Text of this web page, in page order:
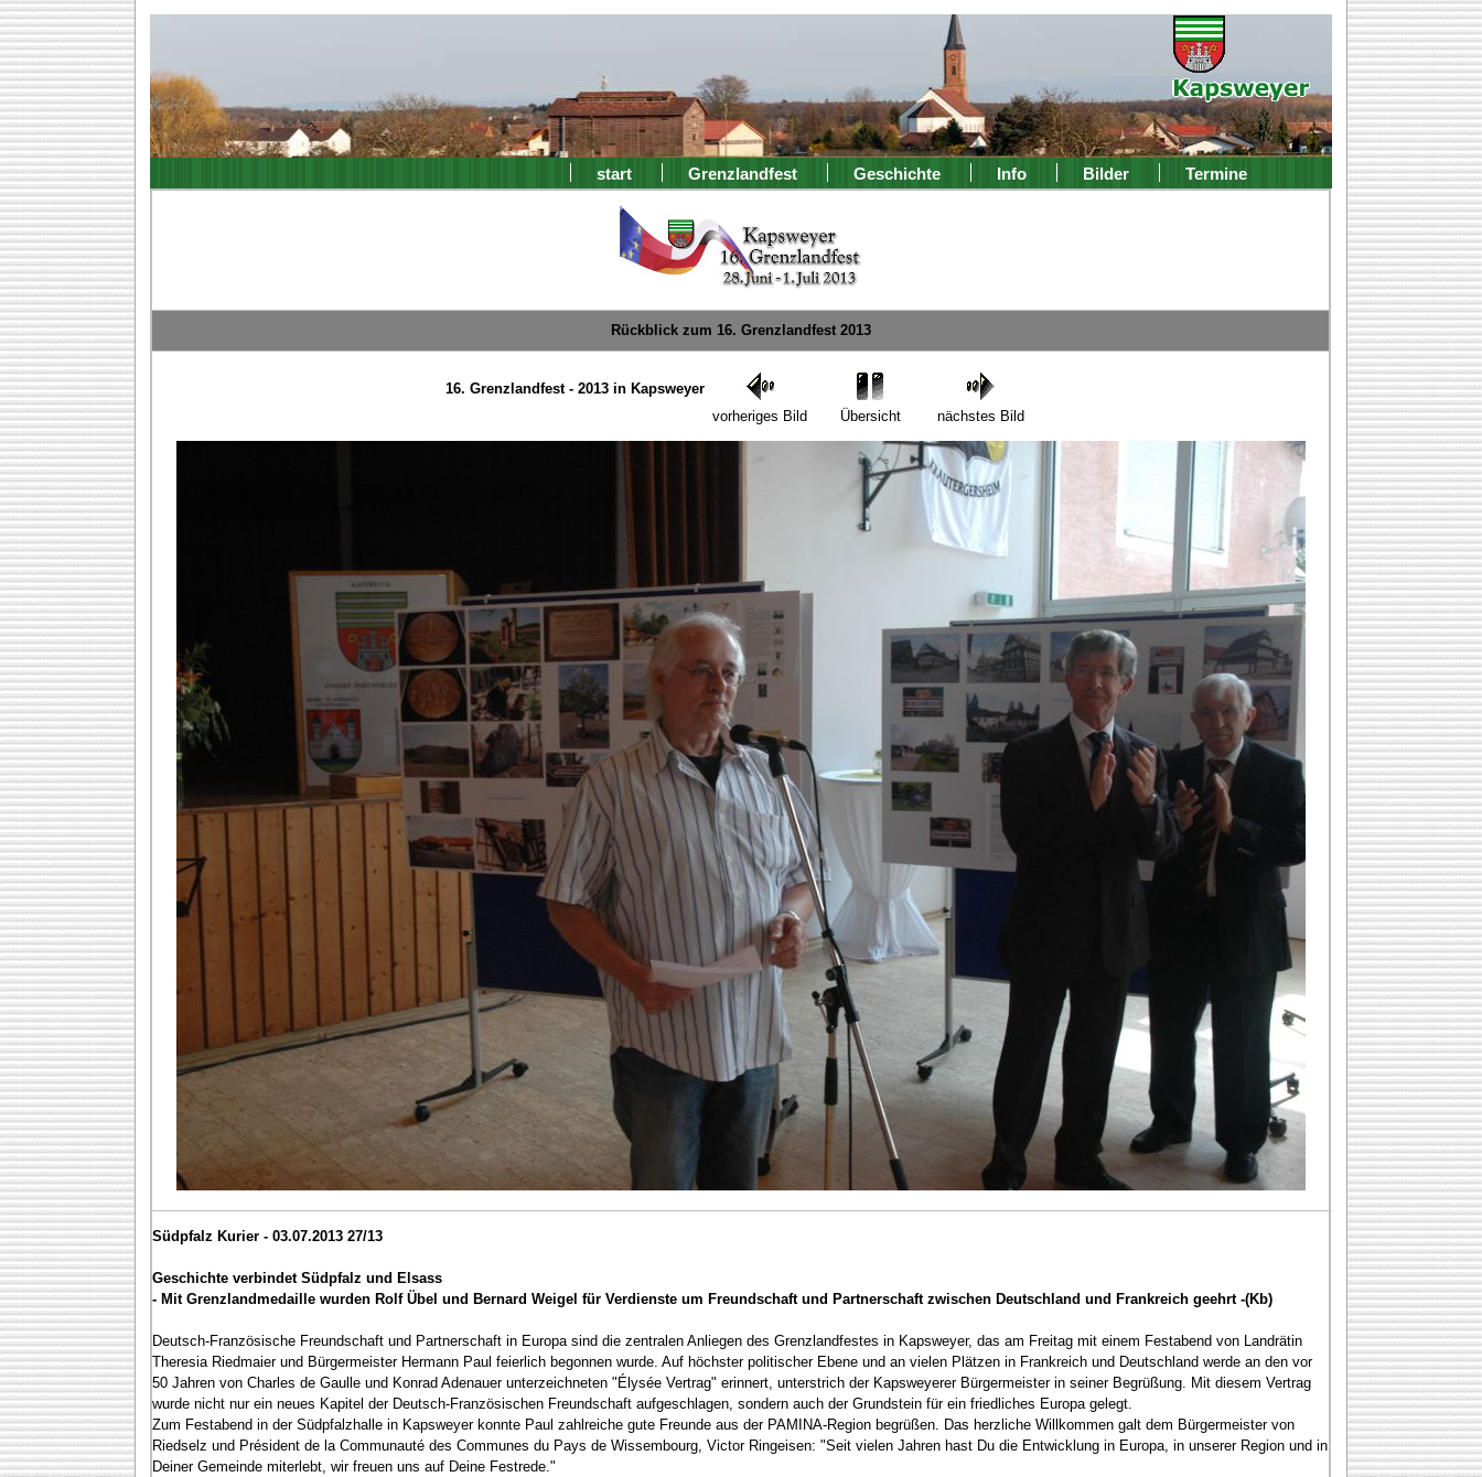
start Grenzlandfest Geschichte Info Bilder Termine
Rückblick zum 16. Grenzlandfest 2013
16. Grenzlandfest - 2013 in Kapsweyer
vorheriges Bild
Übersicht nächstes Bild
Südpfalz Kurier - 03.07.2013 27/13
Geschichte verbindet Südpfalz und Elsass
- Mit Grenzlandmedaille wurden Rolf Übel und Bernard Weigel für Verdienste um Freundschaft und Partnerschaft zwischen Deutschland und Frankreich geehrt -(Kb)
Deutsch-Französische Freundschaft und Partnerschaft in Europa sind die zentralen Anliegen des Grenzlandfestes in Kapsweyer, das am Freitag mit einem Festabend von Landrätin
Theresia Riedmaier und Bürgermeister Hermann Paul feierlich begonnen wurde. Auf höchster politischer Ebene und an vielen Plätzen in Frankreich und Deutschland werde an den vor
50 Jahren von Charles de Gaulle und Konrad Adenauer unterzeichneten "Élysée Vertrag" erinnert, unterstrich der Kapsweyerer Bürgermeister in seiner Begrüßung. Mit diesem Vertrag
wurde nicht nur ein neues Kapitel der Deutsch-Französischen Freundschaft aufgeschlagen, sondern auch der Grundstein für ein friedliches Europa gelegt.
Zum Festabend in der Südpfalzhalle in Kapsweyer konnte Paul zahlreiche gute Freunde aus der PAMINA-Region begrüßen. Das herzliche Willkommen galt dem Bürgermeister von
Riedselz und Président de la Communauté des Communes du Pays de Wissembourg, Victor Ringeisen: "Seit vielen Jahren hast Du die Entwicklung in Europa, in unserer Region und in
Deiner Gemeinde miterlebt, wir freuen uns auf Deine Festrede."